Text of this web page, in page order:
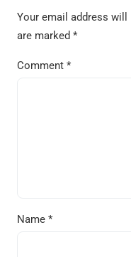
Your email address will
are marked *
Comment *
Name *